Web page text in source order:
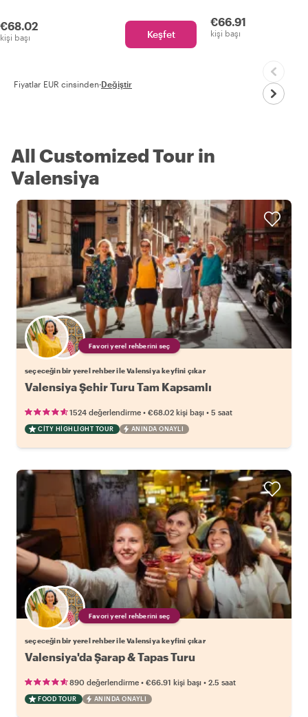
€68.02
kişi başı Keşfet
€66.91
kişi başı
Fiyatlar EUR cinsinden·Değiştir
All Customized Tour in
Valensiya
Favori yerel rehberini seç
seçeceğin bir yerel rehber ile Valensiya keyfini çıkar
Valensiya Şehir Turu Tam Kapsamlı
1524 değerlendirme • €68.02 kişi başı • 5 saat
CITY HIGHLIGHT TOUR ANINDA ONAYLI
Favori yerel rehberini seç
seçeceğin bir yerel rehber ile Valensiya keyfini çıkar
Valensiya'da Şarap & Tapas Turu
890 değerlendirme • €66.91 kişi başı • 2.5 saat
FOOD TOUR ANINDA ONAYLI